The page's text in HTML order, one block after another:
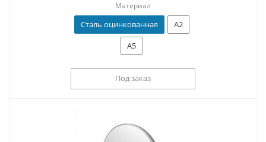
Материал
Сталь оцинкованная
А2
А5
Под заказ